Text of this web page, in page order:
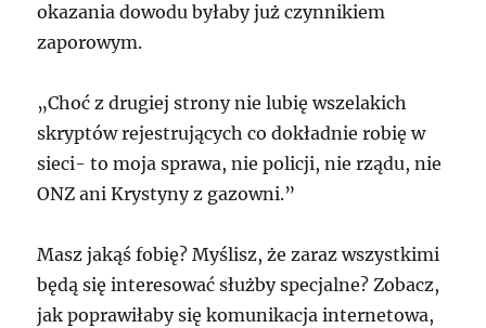
okazania dowodu byłaby już czynnikiem
zaporowym.
„Choć z drugiej strony nie lubię wszelakich
skryptów rejestrujących co dokładnie robię w
sieci- to moja sprawa, nie policji, nie rządu, nie
ONZ ani Krystyny z gazowni.”
Masz jakąś fobię? Myślisz, że zaraz wszystkimi
będą się interesować służby specjalne? Zobacz,
jak poprawiłaby się komunikacja internetowa,